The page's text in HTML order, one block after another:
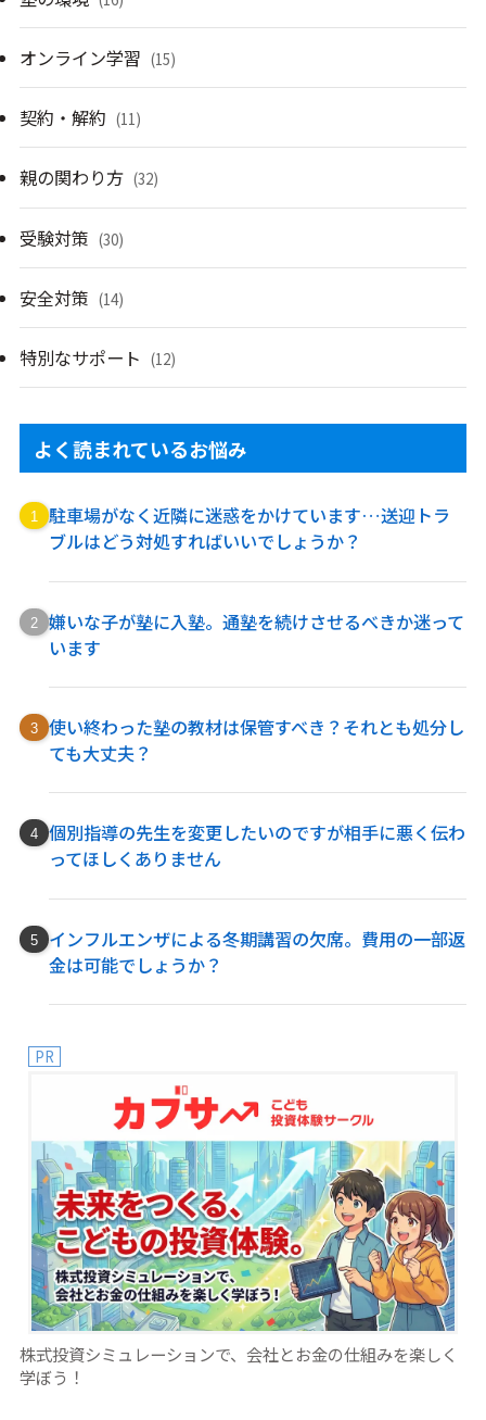
オンライン学習 (15)
契約・解約 (11)
親の関わり方 (32)
受験対策 (30)
安全対策 (14)
特別なサポート (12)
よく読まれているお悩み
駐車場がなく近隣に迷惑をかけています…送迎トラ
ブルはどう対処すればいいでしょうか？
嫌いな子が塾に入塾。通塾を続けさせるべきか迷って
います
使い終わった塾の教材は保管すべき？それとも処分し
ても大丈夫？
個別指導の先生を変更したいのですが相手に悪く伝わ
ってほしくありません
インフルエンザによる冬期講習の欠席。費用の一部返
金は可能でしょうか？
PR
株式投資シミュレーションで、会社とお金の仕組みを楽しく
学ぼう！